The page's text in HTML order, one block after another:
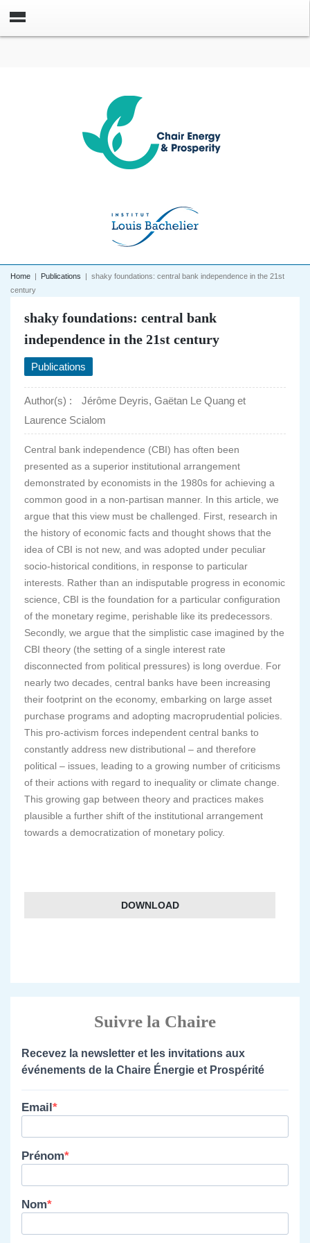
Home | Publications | shaky foundations: central bank independence in the 21st
century
shaky foundations: central bank
independence in the 21st century
Publications
Author(s) :
Jérôme Deyris, Gaëtan Le Quang et
Laurence Scialom
Central bank independence (CBI) has often been
presented as a superior institutional arrangement
demonstrated by economists in the 1980s for achieving a
common good in a non-partisan manner. In this article, we
argue that this view must be challenged. First, research in
the history of economic facts and thought shows that the
idea of CBI is not new, and was adopted under peculiar
socio-historical conditions, in response to particular
interests. Rather than an indisputable progress in economic
science, CBI is the foundation for a particular configuration
of the monetary regime, perishable like its predecessors.
Secondly, we argue that the simplistic case imagined by the
CBI theory (the setting of a single interest rate
disconnected from political pressures) is long overdue. For
nearly two decades, central banks have been increasing
their footprint on the economy, embarking on large asset
purchase programs and adopting macroprudential policies.
This pro-activism forces independent central banks to
constantly address new distributional – and therefore
political – issues, leading to a growing number of criticisms
of their actions with regard to inequality or climate change.
This growing gap between theory and practices makes
plausible a further shift of the institutional arrangement
towards a democratization of monetary policy.
DOWNLOAD
Suivre la Chaire
Recevez la newsletter et les invitations aux
événements de la Chaire Énergie et Prospérité
Email
Prénom
Nom